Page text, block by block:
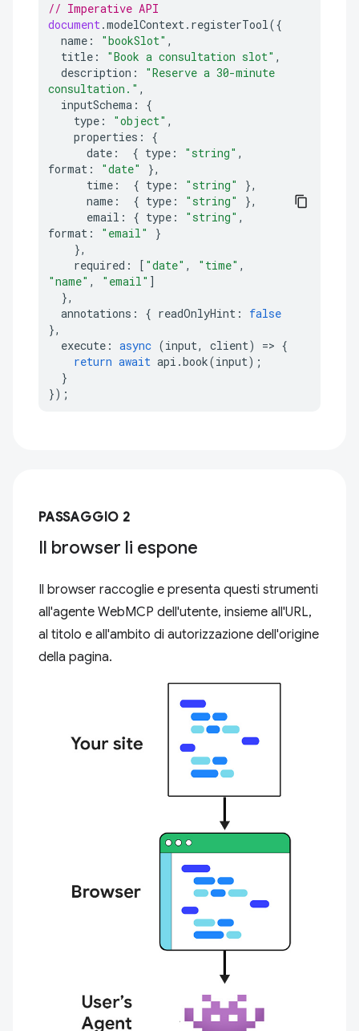
// Imperative API
document.modelContext. registerTool({
name : "bookSlot" ,
title : "Book a consultation slot" ,
description :
"Reserve a 30-minute
consultation." ,
inputSchema :
{
type : "object" ,
properties :
{
date : { type : "string" ,
format : "date"
},
time : { type : "string"
},
name : { type : "string"
},
email : { type : "string" ,
format : "email"
}
},
required : [ "date" , "time" ,
"name" , "email" ]
},
annotations : { readOnlyHint :
false
},
execute : async (input, client) => {
return await api .book(input);
}
});
PASSAGGIO 2
Il browser li espone
Il browser raccoglie e presenta questi strumenti
all'agente WebMCP dell'utente, insieme all'URL,
al titolo e all'ambito di autorizzazione dell'origine
della pagina.